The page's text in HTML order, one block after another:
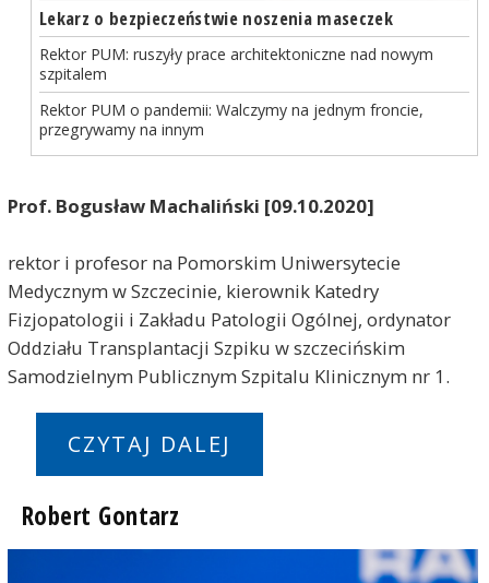
Lekarz o bezpieczeństwie noszenia maseczek
Rektor PUM: ruszyły prace architektoniczne nad nowym
szpitalem
Rektor PUM o pandemii: Walczymy na jednym froncie,
przegrywamy na innym
Prof. Bogusław Machaliński [09.10.2020]
rektor i profesor na Pomorskim Uniwersytecie
Medycznym w Szczecinie, kierownik Katedry
Fizjopatologii i Zakładu Patologii Ogólnej, ordynator
Oddziału Transplantacji Szpiku w szczecińskim
Samodzielnym Publicznym Szpitalu Klinicznym nr 1.
CZYTAJ DALEJ
Robert Gontarz